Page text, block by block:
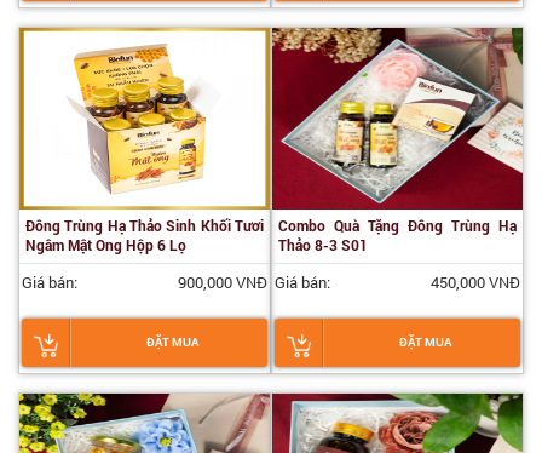
Đông Trùng Hạ Thảo Sinh Khối Tươi
Ngâm Mật Ong Hộp 6 Lọ
Giá bán: 900,000 VNĐ
ĐẶT MUA
Combo Quà Tặng Đông Trùng Hạ
Thảo 8-3 S01
Giá bán: 450,000 VNĐ
ĐẶT MUA